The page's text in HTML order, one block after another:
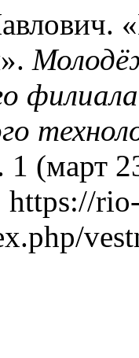
1 (март
https://